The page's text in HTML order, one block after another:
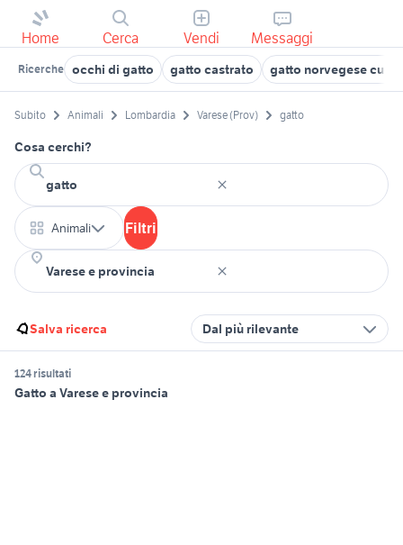
Home Cerca Vendi Messaggi
Ricerche occhi di gatto gatto castrato gatto norvegese
Subito Animali Lombardia Varese (Prov) gatto
Cosa cerchi?
Animali Filtri
Salva ricerca Dal più rilevante
124 risultati
Gatto a Varese e provincia